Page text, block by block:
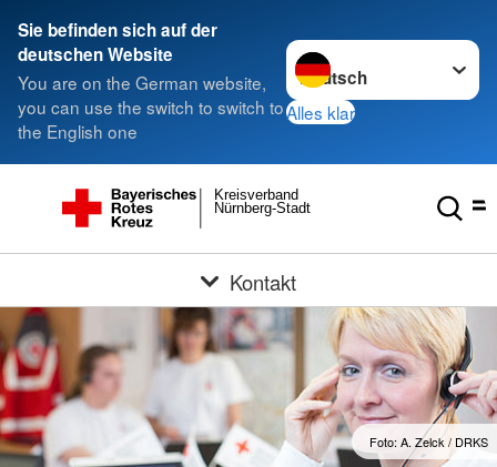
Sie befinden sich auf der
deutschen Website
You are on the German website,
you can use the switch to switch to
the English one
Sprache wechseln zu
Alles klar
Nürnberg-Stadt
Kreisverband
Kontakt
Foto: A. Zelck / DRKS